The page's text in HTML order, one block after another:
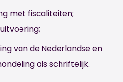
met fiscaliteiten;
van de Nederlandse en
als schriftelijk.